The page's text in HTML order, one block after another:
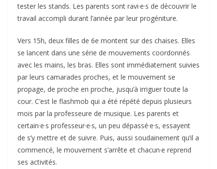
tester les stands. Les parents sont ravi·e·s de découvrir le
travail accompli durant l’année par leur progéniture.
Vers 15h, deux filles de 6e montent sur des chaises. Elles
se lancent dans une série de mouvements coordonnés
avec les mains, les bras. Elles sont immédiatement suivies
par leurs camarades proches, et le mouvement se
propage, de proche en proche, jusqu’à irriguer toute la
cour. C’est le flashmob qui a été répété depuis plusieurs
mois par la professeure de musique. Les parents et
certain·e·s professeur·e·s, un peu dépassé·e·s, essayent
de s’y mettre et de suivre. Puis, aussi soudainement qu’il a
commencé, le mouvement s’arrête et chacun·e reprend
ses activités.